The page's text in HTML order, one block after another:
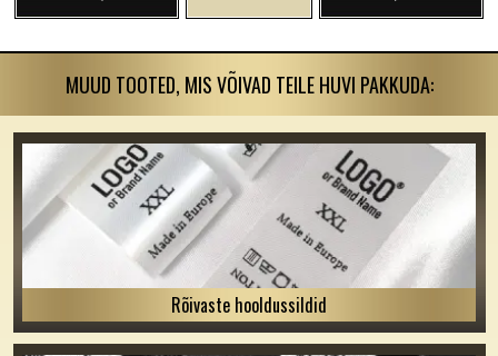
MUUD TOOTED, MIS VÕIVAD TEILE HUVI PAKKUDA:
Rõivaste hooldussildid